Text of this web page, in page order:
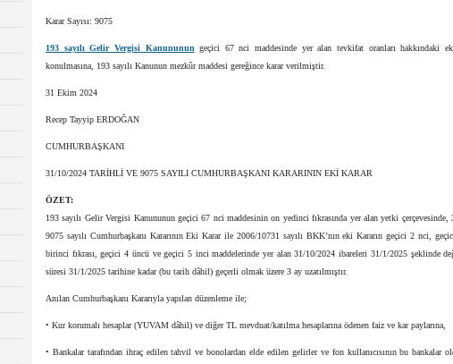
Karar Sayısı: 9075
193 sayılı Gelir Vergisi Kanununun geçici 67 nci maddesinde yer alan tevkifat oranları hakkındaki
konulmasına, 193 sayılı Kanunun mezkûr maddesi gereğince karar verilmiştir.
31 Ekim 2024
Recep Tayyip ERDOĞAN
CUMHURBAŞKANI
31/10/2024 TARİHLİ VE 9075 SAYILI CUMHURBAŞKANI KARARININ EKİ KARAR
ÖZET:
193 sayılı Gelir Vergisi Kanununun geçici 67 nci maddesinin on yedinci fıkrasında yer alan yetki
9075 sayılı Cumhurbaşkanı Kararının Eki Karar ile 2006/10731 sayılı BKK’nın eki Kararın geçici 2 nci,
birinci fıkrası, geçici 4 üncü ve geçici 5 inci maddelerinde yer alan 31/10/2024 ibareleri 31/1/2025 şeklinde
süresi 31/1/2025 tarihine kadar (bu tarih dâhil) geçerli olmak üzere 3 ay uzatılmıştır.
Anılan Cumhurbaşkanı Kararıyla yapılan düzenleme ile;
• Kur korumalı hesaplar (YUVAM dâhil) ve diğer TL mevduat/katılma hesaplarına ödenen faiz ve kar paylarına,
• Bankalar tarafından ihraç edilen tahvil ve bonolardan elde edilen gelirler ve fon kullanıcısının bu bankalar